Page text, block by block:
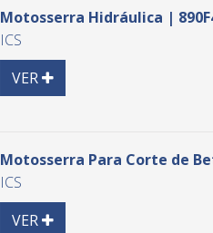
Motosserra Hidráulica |
ICS
VER
Detail
Motosserra Para Corte de
ICS
VER
Detail